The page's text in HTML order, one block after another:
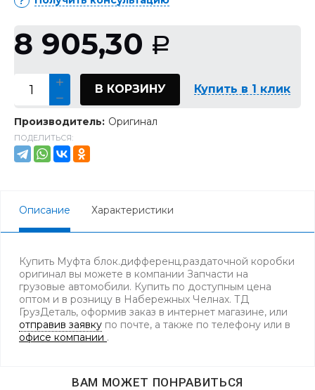
8 905,30 Р
В КОРЗИНУ Купить в 1 клик
Производитель: Оригинал
ПОДЕЛИТЬСЯ:
Описание Характеристики
Купить Муфта блок.дифференц.раздаточной коробки
оригинал вы можете в компании Запчасти на
грузовые автомобили. Купить по доступным цена
оптом и в розницу в Набережных Челнах. ТД
ГрузДеталь, оформив заказ в интернет магазине, или
отправив заявку по почте, а также по телефону или в
офисе компании .
ВАМ МОЖЕТ ПОНРАВИТЬСЯ